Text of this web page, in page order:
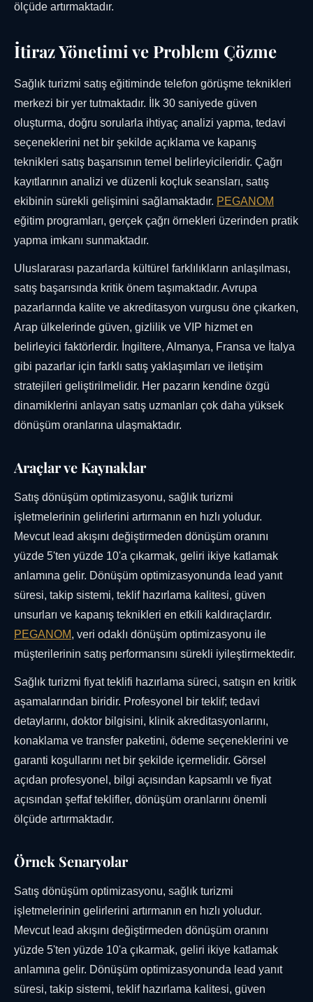
ölçüde artırmaktadır.
İtiraz Yönetimi ve Problem Çözme
Sağlık turizmi satış eğitiminde telefon görüşme teknikleri
merkezi bir yer tutmaktadır. İlk 30 saniyede güven
oluşturma, doğru sorularla ihtiyaç analizi yapma, tedavi
seçeneklerini net bir şekilde açıklama ve kapanış
teknikleri satış başarısının temel belirleyicileridir. Çağrı
kayıtlarının analizi ve düzenli koçluk seansları, satış
ekibinin sürekli gelişimini sağlamaktadır. PEGANOM
eğitim programları, gerçek çağrı örnekleri üzerinden pratik
yapma imkanı sunmaktadır.
Uluslararası pazarlarda kültürel farklılıkların anlaşılması,
satış başarısında kritik önem taşımaktadır. Avrupa
pazarlarında kalite ve akreditasyon vurgusu öne çıkarken,
Arap ülkelerinde güven, gizlilik ve VIP hizmet en
belirleyici faktörlerdir. İngiltere, Almanya, Fransa ve İtalya
gibi pazarlar için farklı satış yaklaşımları ve iletişim
stratejileri geliştirilmelidir. Her pazarın kendine özgü
dinamiklerini anlayan satış uzmanları çok daha yüksek
dönüşüm oranlarına ulaşmaktadır.
Araçlar ve Kaynaklar
Satış dönüşüm optimizasyonu, sağlık turizmi
işletmelerinin gelirlerini artırmanın en hızlı yoludur.
Mevcut lead akışını değiştirmeden dönüşüm oranını
yüzde 5'ten yüzde 10'a çıkarmak, geliri ikiye katlamak
anlamına gelir. Dönüşüm optimizasyonunda lead yanıt
süresi, takip sistemi, teklif hazırlama kalitesi, güven
unsurları ve kapanış teknikleri en etkili kaldıraçlardır.
PEGANOM, veri odaklı dönüşüm optimizasyonu ile
müşterilerinin satış performansını sürekli iyileştirmektedir.
Sağlık turizmi fiyat teklifi hazırlama süreci, satışın en kritik
aşamalarından biridir. Profesyonel bir teklif; tedavi
detaylarını, doktor bilgisini, klinik akreditasyonlarını,
konaklama ve transfer paketini, ödeme seçeneklerini ve
garanti koşullarını net bir şekilde içermelidir. Görsel
açıdan profesyonel, bilgi açısından kapsamlı ve fiyat
açısından şeffaf teklifler, dönüşüm oranlarını önemli
ölçüde artırmaktadır.
Örnek Senaryolar
Satış dönüşüm optimizasyonu, sağlık turizmi
işletmelerinin gelirlerini artırmanın en hızlı yoludur.
Mevcut lead akışını değiştirmeden dönüşüm oranını
yüzde 5'ten yüzde 10'a çıkarmak, geliri ikiye katlamak
anlamına gelir. Dönüşüm optimizasyonunda lead yanıt
süresi, takip sistemi, teklif hazırlama kalitesi, güven